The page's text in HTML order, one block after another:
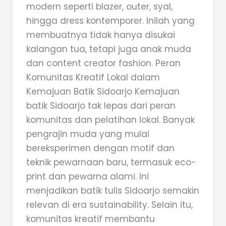
modern seperti blazer, outer, syal,
hingga dress kontemporer. Inilah yang
membuatnya tidak hanya disukai
kalangan tua, tetapi juga anak muda
dan content creator fashion. Peran
Komunitas Kreatif Lokal dalam
Kemajuan Batik Sidoarjo Kemajuan
batik Sidoarjo tak lepas dari peran
komunitas dan pelatihan lokal. Banyak
pengrajin muda yang mulai
bereksperimen dengan motif dan
teknik pewarnaan baru, termasuk eco-
print dan pewarna alami. Ini
menjadikan batik tulis Sidoarjo semakin
relevan di era sustainability. Selain itu,
komunitas kreatif membantu